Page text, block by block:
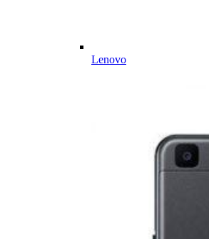
Lenovo